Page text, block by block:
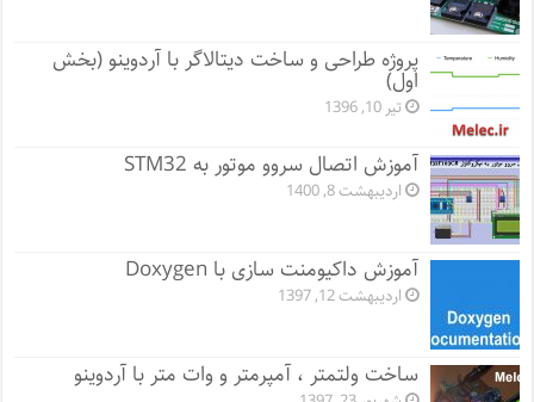
پروژه طراحی و ساخت دیتالاگر با آردوینو (بخش
اول)
تیر 10, 1396
آموزش اتصال سروو موتور به STM32
اردیبهشت 8, 1400
آموزش داکیومنت سازی با Doxygen
اردیبهشت 12, 1397
ساخت ولتمتر ، آمپرمتر و وات متر با آردوینو